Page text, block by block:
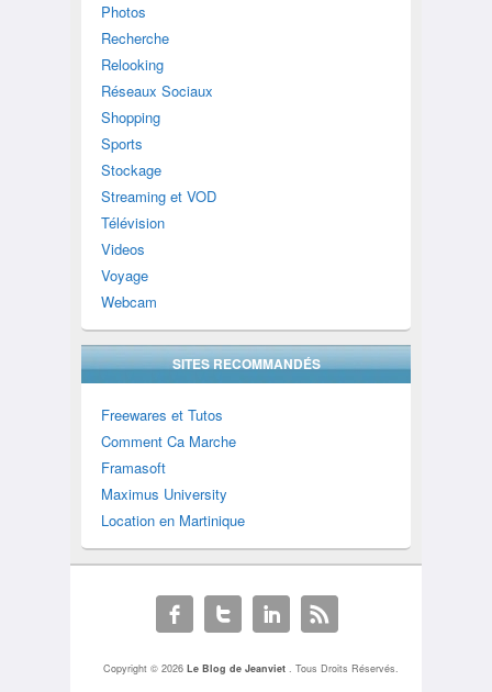
Photos
Recherche
Relooking
Réseaux Sociaux
Shopping
Sports
Stockage
Streaming et VOD
Télévision
Videos
Voyage
Webcam
SITES RECOMMANDÉS
Freewares et Tutos
Comment Ca Marche
Framasoft
Maximus University
Location en Martinique
Copyright © 2026Le Blog de Jeanviet. Tous Droits Réservés.